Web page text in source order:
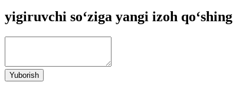
yigiruvchi so‘ziga yangi izoh qo‘shing
Yuborish